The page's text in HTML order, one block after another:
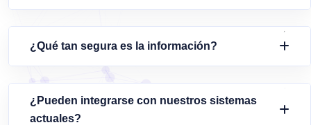
¿Qué tan segura es la información?
¿Pueden integrarse con nuestros sistemas
actuales?